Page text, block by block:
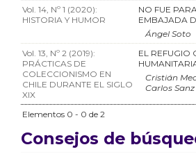
Vol. 14, Nº 1 (2020):
HISTORIA Y HUMOR
NO FUE
EMBAJADA
Ángel Soto
Vol. 13, Nº 2 (2019):
PRÁCTICAS DE
COLECCIONISMO EN
CHILE DURANTE EL SIGLO
XIX
EL REFUGIO
Cristián
Carlos
Elementos 0 - 0 de 2
Consejos de